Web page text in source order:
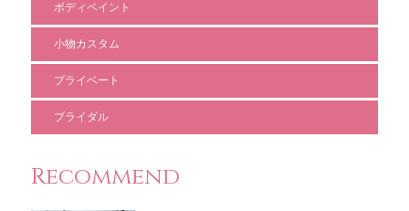
ボディペイント
小物カスタム
プライベート
ブライダル
Recommend